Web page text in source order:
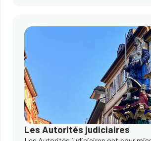
Les Autorités judiciaires